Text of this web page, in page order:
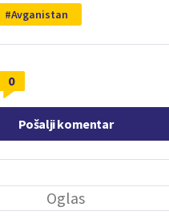
Avganistan
0
Pošalji komentar